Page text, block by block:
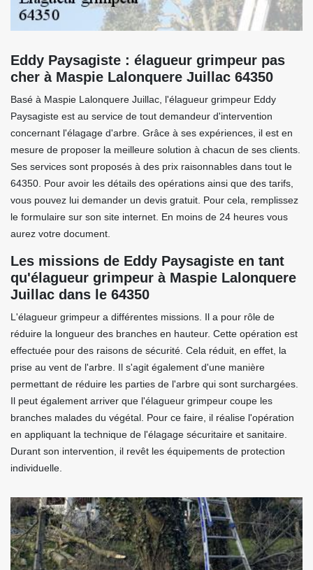
Eddy Paysagiste : élagueur grimpeur pas
cher à Maspie Lalonquere Juillac 64350
Basé à Maspie Lalonquere Juillac, l'élagueur grimpeur Eddy
Paysagiste est au service de tout demandeur d'intervention
concernant l'élagage d'arbre. Grâce à ses expériences, il est en
mesure de proposer la meilleure solution à chacun de ses clients.
Ses services sont proposés à des prix raisonnables dans tout le
64350. Pour avoir les détails des opérations ainsi que des tarifs,
vous pouvez lui demander un devis gratuit. Pour cela, remplissez
le formulaire sur son site internet. En moins de 24 heures vous
aurez votre document.
Les missions de Eddy Paysagiste en tant
qu'élagueur grimpeur à Maspie Lalonquere
Juillac dans le 64350
L'élagueur grimpeur a différentes missions. Il a pour rôle de
réduire la longueur des branches en hauteur. Cette opération est
effectuée pour des raisons de sécurité. Cela réduit, en effet, la
prise au vent de l'arbre. Il s'agit également d'une manière
permettant de réduire les parties de l'arbre qui sont surchargées.
Il peut également arriver que l'élagueur grimpeur coupe les
branches malades du végétal. Pour ce faire, il réalise l'opération
en appliquant la technique de l'élagage sécuritaire et sanitaire.
Durant son intervention, il revêt les équipements de protection
individuelle.